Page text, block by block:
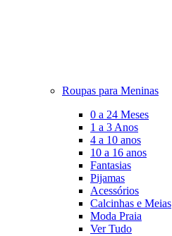
Roupas para Meninas
0 a 24 Meses
1 a 3 Anos
4 a 10 anos
10 a 16 anos
Fantasias
Pijamas
Acessórios
Calcinhas e Meias
Moda Praia
Ver Tudo